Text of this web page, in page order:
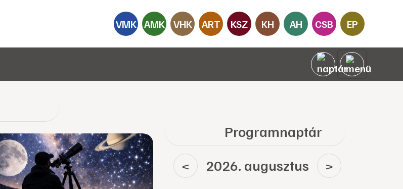
VMK AMK VHK ART KSZ KH AH CSB EP
Programnaptár
< 2026. augusztus >